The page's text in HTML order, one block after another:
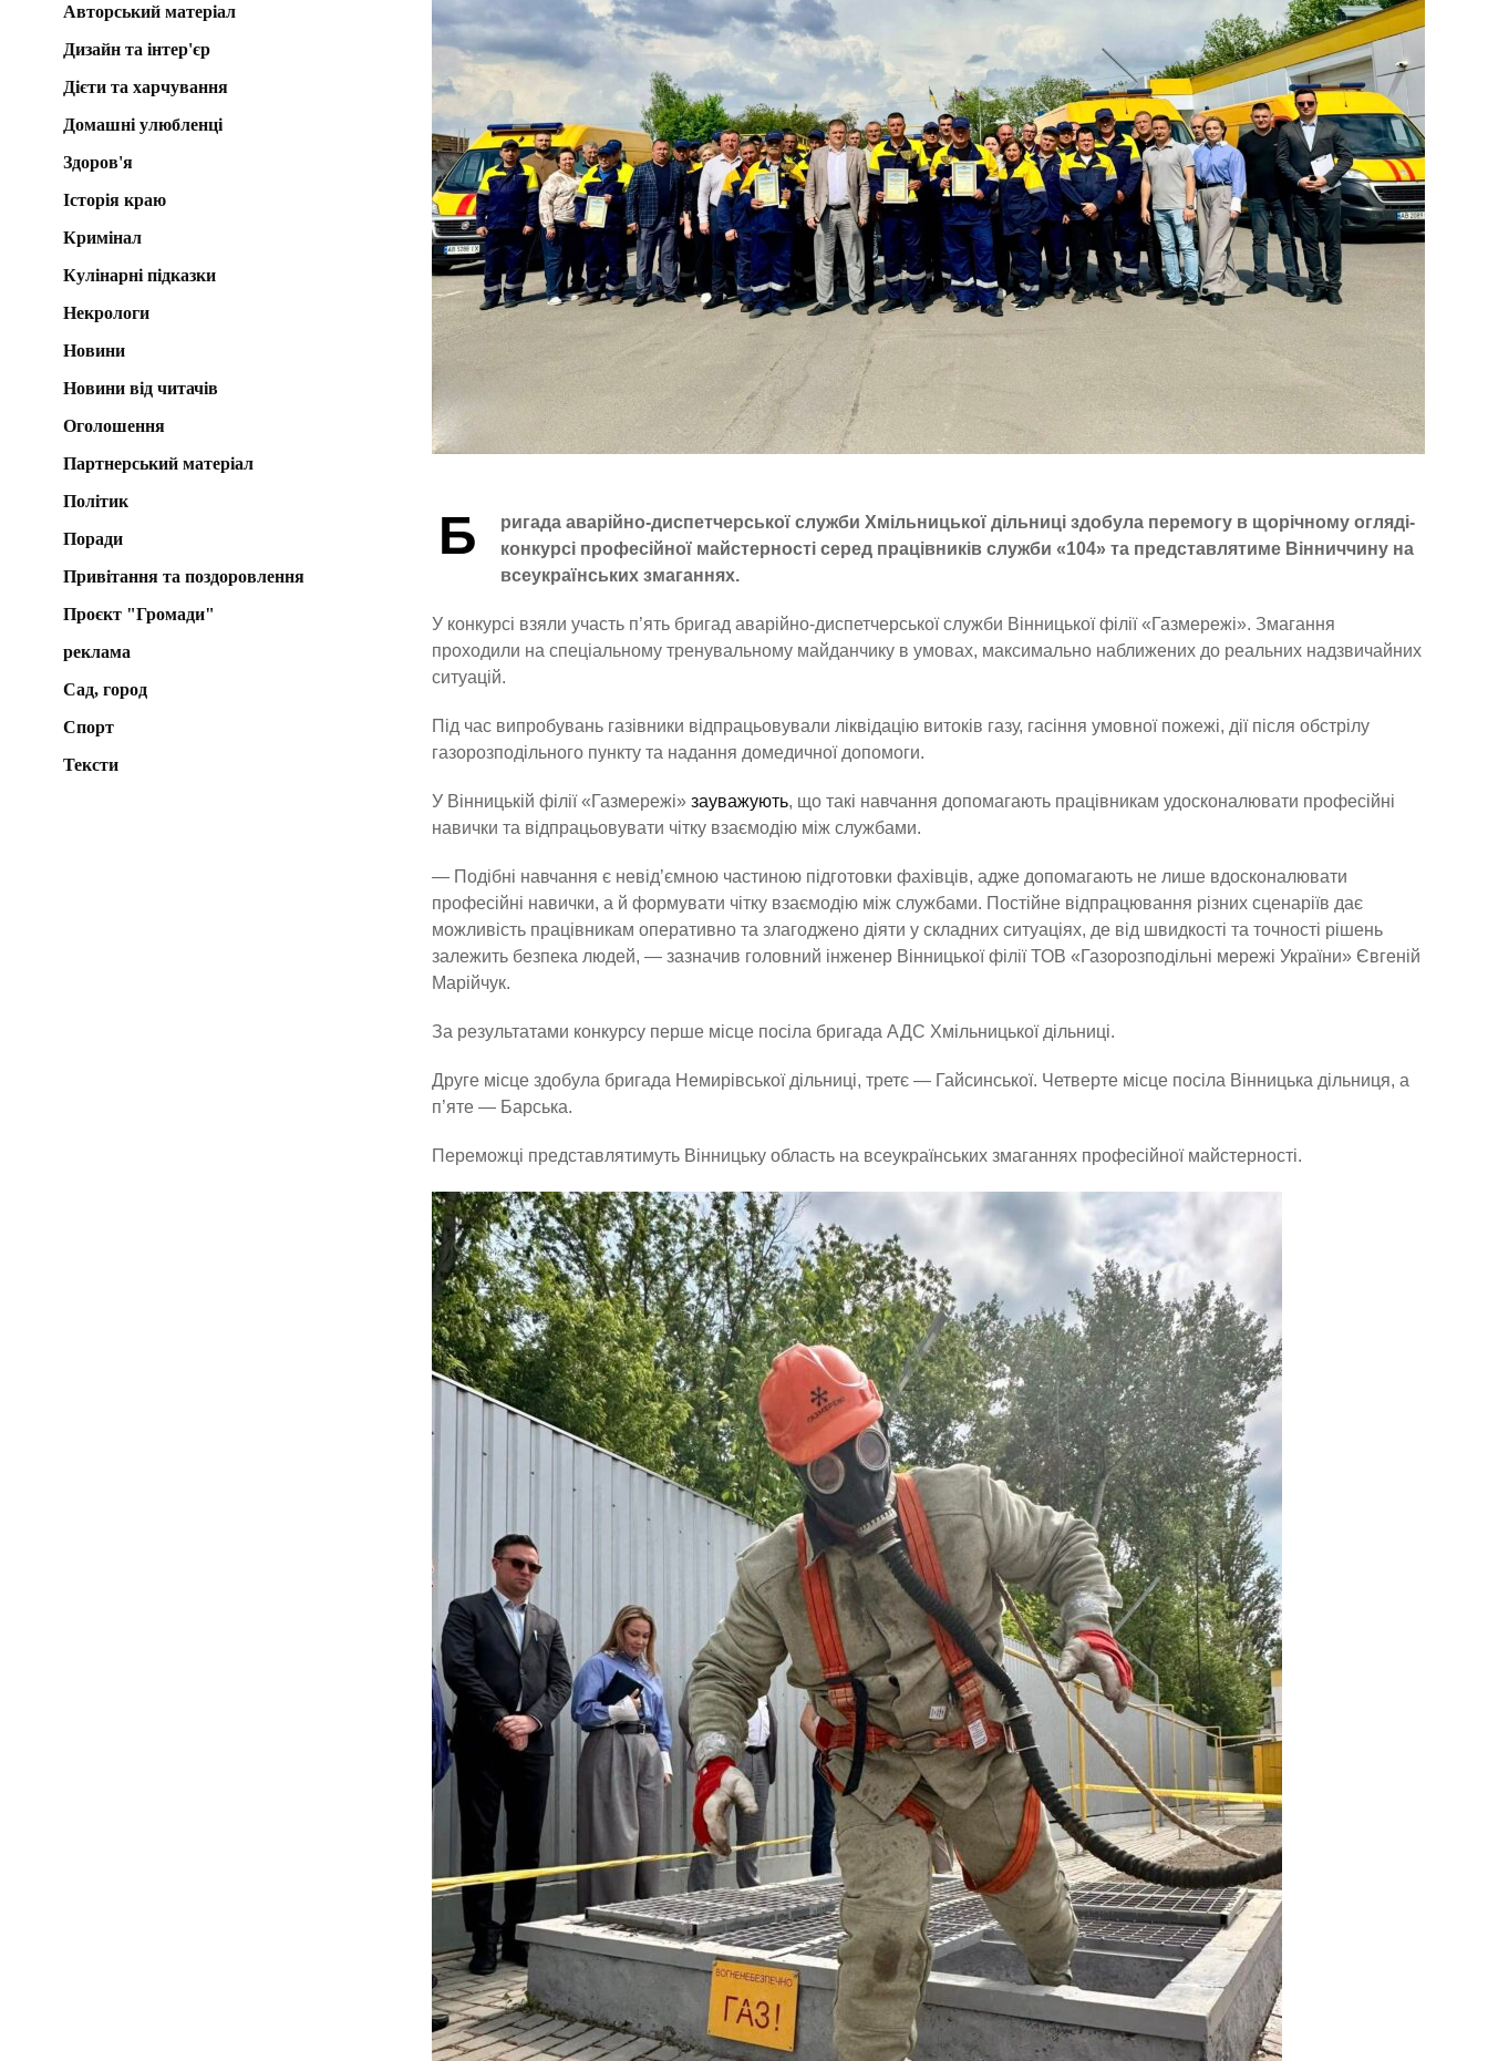
Б
ригада аварійно-диспетчерської служби Хмільницької дільниці здобула перемогу в щорічному огляді-
конкурсі професійної майстерності серед працівників служби «104» та представлятиме Вінниччину на
всеукраїнських змаганнях.
У конкурсі взяли участь п’ять бригад аварійно-диспетчерської служби Вінницької філії «Газмережі». Змагання
проходили на спеціальному тренувальному майданчику в умовах, максимально наближених до реальних надзвичайних
ситуацій.
Під час випробувань газівники відпрацьовували ліквідацію витоків газу, гасіння умовної пожежі, дії після обстрілу
газорозподільного пункту та надання домедичної допомоги.
У Вінницькій філії «Газмережі» зауважують, що такі навчання допомагають працівникам удосконалювати професійні
навички та відпрацьовувати чітку взаємодію між службами.
— Подібні навчання є невід’ємною частиною підготовки фахівців, адже допомагають не лише вдосконалювати
професійні навички, а й формувати чітку взаємодію між службами. Постійне відпрацювання різних сценаріїв дає
можливість працівникам оперативно та злагоджено діяти у складних ситуаціях, де від швидкості та точності рішень
залежить безпека людей, — зазначив головний інженер Вінницької філії ТОВ «Газорозподільні мережі України» Євгеній
Марійчук.
За результатами конкурсу перше місце посіла бригада АДС Хмільницької дільниці.
Друге місце здобула бригада Немирівської дільниці, третє — Гайсинської. Четверте місце посіла Вінницька дільниця, а
п’яте — Барська.
Переможці представлятимуть Вінницьку область на всеукраїнських змаганнях професійної майстерності.
Авторський матеріал
Дизайн та інтер'єр
Дієти та харчування
Домашні улюбленці
Здоров'я
Історія краю
Кримінал
Кулінарні підказки
Некрологи
Новини
Новини від читачів
Оголошення
Партнерський матеріал
Політик
Поради
Привітання та поздоровлення
Проєкт "Громади"
реклама
Сад, город
Спорт
Тексти